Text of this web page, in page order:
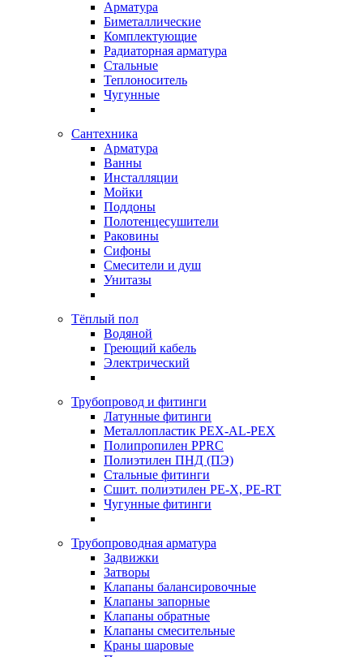
Арматура
Биметаллические
Комплектующие
Радиаторная арматура
Стальные
Теплоноситель
Чугунные
Сантехника
Арматура
Ванны
Инсталляции
Мойки
Поддоны
Полотенцесушители
Раковины
Сифоны
Смесители и душ
Унитазы
Тёплый пол
Водяной
Греющий кабель
Электрический
Трубопровод и фитинги
Латунные фитинги
Металлопластик PEX-AL-PEX
Полипропилен PPRC
Полиэтилен ПНД (ПЭ)
Стальные фитинги
Сшит. полиэтилен PE-X, PE-RT
Чугунные фитинги
Трубопроводная арматура
Задвижки
Затворы
Клапаны балансировочные
Клапаны запорные
Клапаны обратные
Клапаны смесительные
Краны шаровые